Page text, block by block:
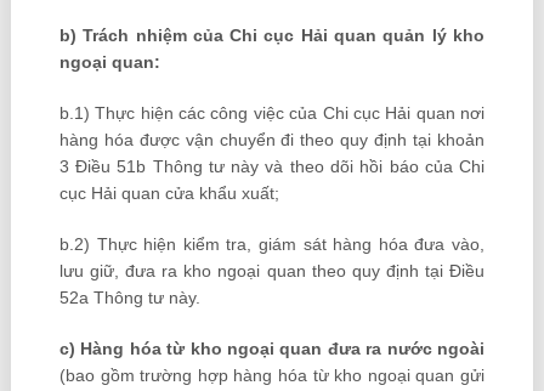
b) Trách nhiệm của Chi cục Hải quan quản lý kho
ngoại quan:
b.1) Thực hiện các công việc của Chi cục Hải quan nơi
hàng hóa được vận chuyển đi theo quy định tại khoản
3 Điều 51b Thông tư này và theo dõi hồi báo của Chi
cục Hải quan cửa khẩu xuất;
b.2) Thực hiện kiểm tra, giám sát hàng hóa đưa vào,
lưu giữ, đưa ra kho ngoại quan theo quy định tại Điều
52a Thông tư này.
c) Hàng hóa từ kho ngoại quan đưa ra nước ngoài
(bao gồm trường hợp hàng hóa từ kho ngoại quan gửi